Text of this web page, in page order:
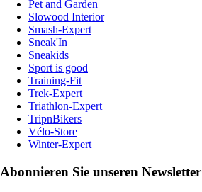
Pet and Garden
Slowood Interior
Smash-Expert
Sneak'In
Sneakids
Sport is good
Training-Fit
Trek-Expert
Triathlon-Expert
TripnBikers
Vélo-Store
Winter-Expert
Abonnieren Sie unseren Newsletter